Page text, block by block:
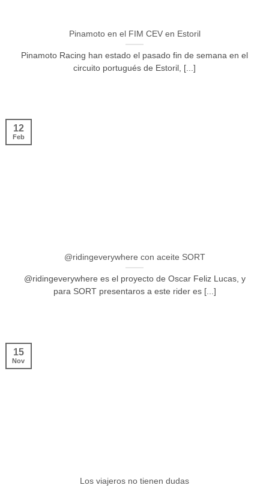
Pinamoto en el FIM CEV en Estoril
Pinamoto Racing han estado el pasado fin de semana en el
circuito portugués de Estoril, [...]
@ridingeverywhere con aceite SORT
@ridingeverywhere es el proyecto de Oscar Feliz Lucas, y
para SORT presentaros a este rider es [...]
12
Feb
Los viajeros no tienen dudas
15
Nov